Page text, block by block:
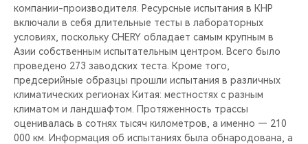
компании-производителя. Ресурсные испытания в КНР
включали в себя длительные тесты в лабораторных
условиях, поскольку CHERY обладает самым крупным в
Азии собственным испытательным центром. Всего было
проведено 273 заводских теста. Кроме того,
предсерийные образцы прошли испытания в различных
климатических регионах Китая: местностях с разным
климатом и ландшафтом. Протяженность трассы
оценивалась в сотнях тысяч километров, а именно — 210
000 км. Информация об испытаниях была обнародована, а